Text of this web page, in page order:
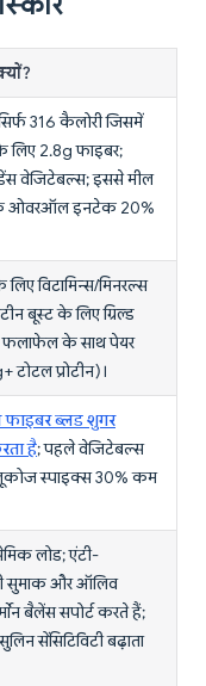
316 कैलोरी जिसमें
2.8g फाइबर;
डेंस वेजिटेबल्स; इससे मील
ओवरऑल इनटेक 20%
लिए विटामिन्स/मिनरल्स
बूस्ट के लिए ग्रिल्ड
फलाफेल के साथ पेयर
टोटल प्रोटीन)।
ब्लड शुगर
है; पहले वेजिटेबल्स
स्पाइक्स 30% कम
लोड; एंटी-
सुमाक और ऑलिव
बैलेंस सपोर्ट करते हैं;
सेंसिटिविटी बढ़ाता